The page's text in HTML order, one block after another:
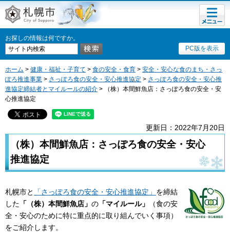
札幌市
お探しの情報は何ですか。
PC版を表示
メニュ
ー
ホーム > 健康・福祉・子育て > 食の安全・食育 > 安全・安心な食のまち・さっ
ぽろ推進事業 > さっぽろ食の安全・安心推進協定 > さっぽろ食の安全・安心推
進協定締結者とマイルールの紹介 > （株）本間鮮魚店：さっぽろ食の安全・安
心推進協定
更新日：2022年7月20日
（株）本間鮮魚店：さっぽろ食の安全・安心
推進協定
札幌市と 「さっぽろ食の安全・安心推進協定」 を締結
した 「（株）本間鮮魚店」 の 「マイルール」
（食の安
全・安心のために特に重点的に取り組んでいく事項）
をご紹介します。